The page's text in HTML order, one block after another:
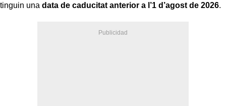
tinguin una data de caducitat anterior a l’1 d’agost de 2026.